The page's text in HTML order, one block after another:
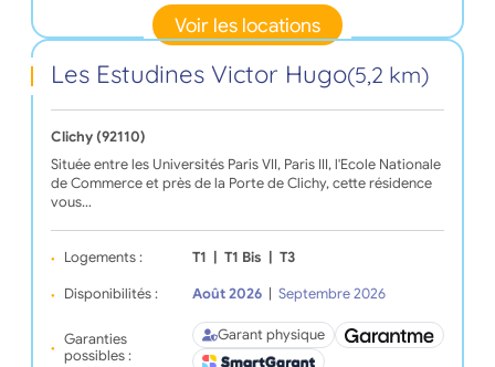
Voir les locations
Les Estudines Victor Hugo(5,2 km)
Clichy (92110)
Située entre les Universités Paris VII, Paris III, l'Ecole Nationale
de Commerce et près de la Porte de Clichy, cette résidence
vous…
Logements : T1 T1 Bis T3
Disponibilités : Août 2026 Septembre 2026
Garanties
possibles :
Garant physique